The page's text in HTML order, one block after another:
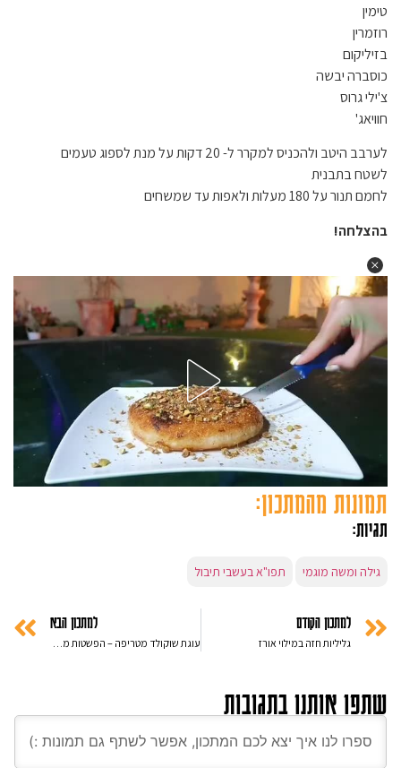
טימין
רוזמרין
בזיליקום
כוסברה יבשה
צ'ילי גרוס
חוויאג'
לערבב היטב ולהכניס למקרר ל- 20 דקות על מנת לספוג טעמים
לשטח בתבנית
לחמם תנור על 180 מעלות ולאפות עד שמשחים
בהצלחה!
תמונות מהמתכון:
תגיות:
גילה ומשה מוגמי תפו"א בעשבי תיבול
למתכון הקודם
גליליות חזה במילוי אורז
למתכון הבא
שתפו אותנו בתגובות